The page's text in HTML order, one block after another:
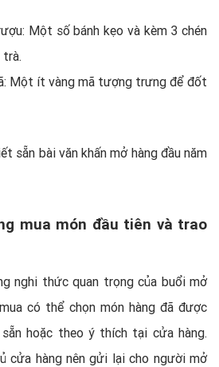
Một số bánh kẹo và kèm 3 chén
trà.
Một ít vàng mã tượng trưng để đốt
sẵn bài văn khấn mở hàng đầu năm
mua món đầu tiên và trao
nghi thức quan trọng của buổi mở
có thể chọn món hàng đã được
hoặc theo ý thích tại cửa hàng.
cửa hàng nên gửi lại cho người mở